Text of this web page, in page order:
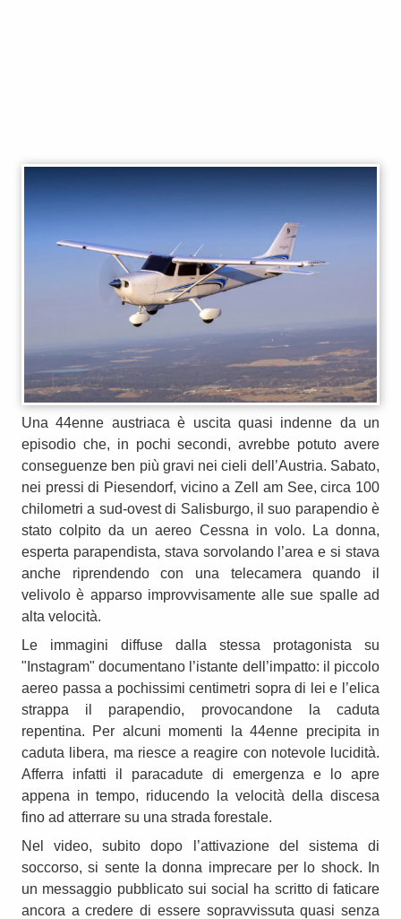
Una 44enne austriaca è uscita quasi indenne da un
episodio che, in pochi secondi, avrebbe potuto avere
conseguenze ben più gravi nei cieli dell’Austria. Sabato,
nei pressi di Piesendorf, vicino a Zell am See, circa 100
chilometri a sud-ovest di Salisburgo, il suo parapendio è
stato colpito da un aereo Cessna in volo. La donna,
esperta parapendista, stava sorvolando l’area e si stava
anche riprendendo con una telecamera quando il
velivolo è apparso improvvisamente alle sue spalle ad
alta velocità.
Le immagini diffuse dalla stessa protagonista su
"Instagram" documentano l’istante dell’impatto: il piccolo
aereo passa a pochissimi centimetri sopra di lei e l’elica
strappa il parapendio, provocandone la caduta
repentina. Per alcuni momenti la 44enne precipita in
caduta libera, ma riesce a reagire con notevole lucidità.
Afferra infatti il paracadute di emergenza e lo apre
appena in tempo, riducendo la velocità della discesa
fino ad atterrare su una strada forestale.
Nel video, subito dopo l’attivazione del sistema di
soccorso, si sente la donna imprecare per lo shock. In
un messaggio pubblicato sui social ha scritto di faticare
ancora a credere di essere sopravvissuta quasi senza